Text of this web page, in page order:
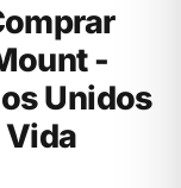
-
Unidos
Vida